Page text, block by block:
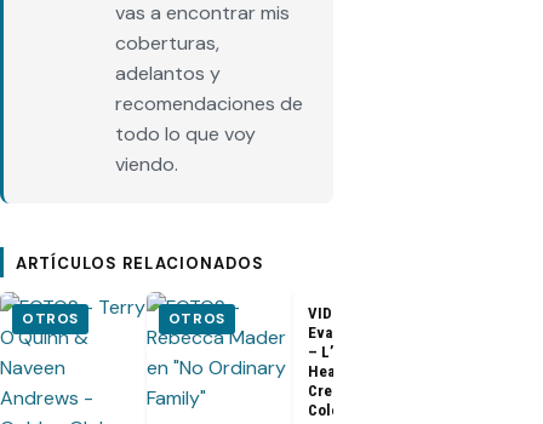
vas a encontrar mis
coberturas,
adelantos y
recomendaciones de
todo lo que voy
viendo.
ARTÍCULOS RELACIONADOS
OTROS OTROS
VIDEO –
Evangeline Lilly
– L’Oreal
Healthy Look
Creme Gloss
Color [HD]